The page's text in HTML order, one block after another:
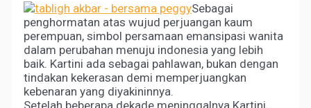
Sebagai
penghormatan atas wujud perjuangan kaum
perempuan, simbol persamaan emansipasi wanita
dalam perubahan menuju indonesia yang lebih
baik. Kartini ada sebagai pahlawan, bukan dengan
tindakan kekerasan demi memperjuangkan
kebenaran yang diyakininnya.
Setelah beberapa dekade meninggalnya Kartini,